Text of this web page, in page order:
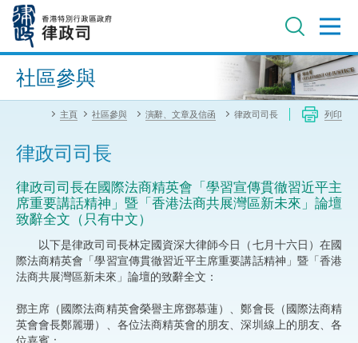
內
進階搜尋
社區參與
主頁 社區參與 演辭、文章及信函 律政司司長 列印
律政司司長
律政司司長在國際法商精英會「學習宣傳貫徹習近平主
席重要講話精神」暨「香港法商共展灣區新未來」論壇
致辭全文（只有中文）
以下是律政司司長林定國資深大律師今日（七月十六日）在國
際法商精英會「學習宣傳貫徹習近平主席重要講話精神」暨「香港
法商共展灣區新未來」論壇的致辭全文：
鄧主席（國際法商精英會榮譽主席鄧慕蓮）、鄭會長（國際法商精
英會會長鄭麗珊）、各位法商精英會的朋友、深圳線上的朋友、各